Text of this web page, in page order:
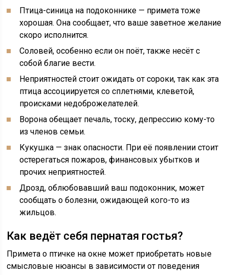
Птица-синица на подоконнике — примета тоже
хорошая. Она сообщает, что ваше заветное желание
скоро исполнится.
Соловей, особенно если он поёт, также несёт с
собой благие вести.
Неприятностей стоит ожидать от сороки, так как эта
птица ассоциируется со сплетнями, клеветой,
происками недоброжелателей.
Ворона обещает печаль, тоску, депрессию кому-то
из членов семьи.
Кукушка — знак опасности. При её появлении стоит
остерегаться пожаров, финансовых убытков и
прочих неприятностей.
Дрозд, облюбовавший ваш подоконник, может
сообщать о болезни, ожидающей кого-то из
жильцов.
Как ведёт себя пернатая гостья?
Примета о птичке на окне может приобретать новые
смысловые нюансы в зависимости от поведения